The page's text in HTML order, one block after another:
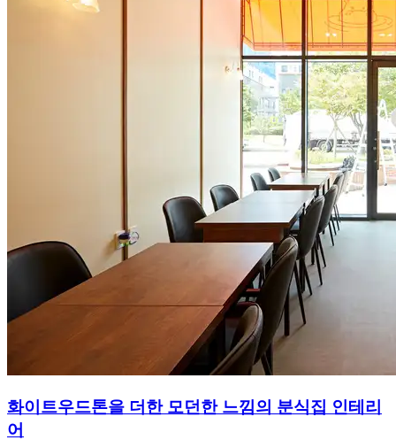
화이트우드톤을 더한 모던한 느낌의 분식집 인테리
어